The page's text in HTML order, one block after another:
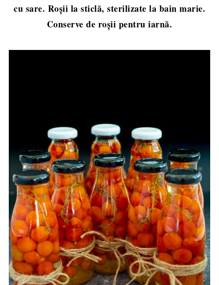
cu sare. Roșii la sticlă, sterilizate la bain marie.
Conserve de roșii pentru iarnă.